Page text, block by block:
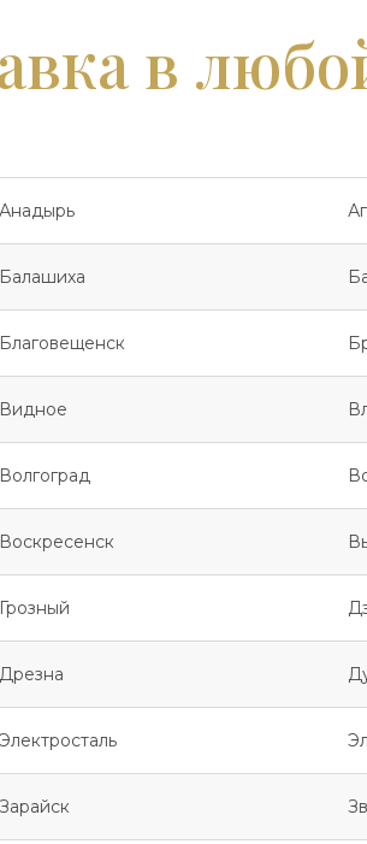
в
Анадырь
Балашиха
Благовещенск
Видное
Волгоград
Воскресенск
Грозный
Дрезна
Электросталь
Зарайск